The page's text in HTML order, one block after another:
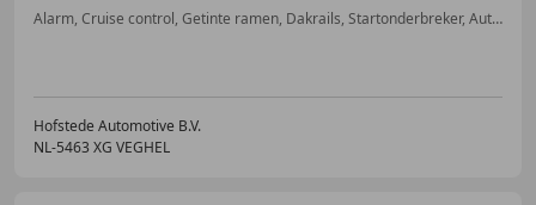
Alarm, Cruise control, Getinte ramen, Dakrails, Startonderbreker, Automatische klimaatregeling, Mistlampen, Boordcomputer
Hofstede Automotive B.V.
NL-5463 XG VEGHEL